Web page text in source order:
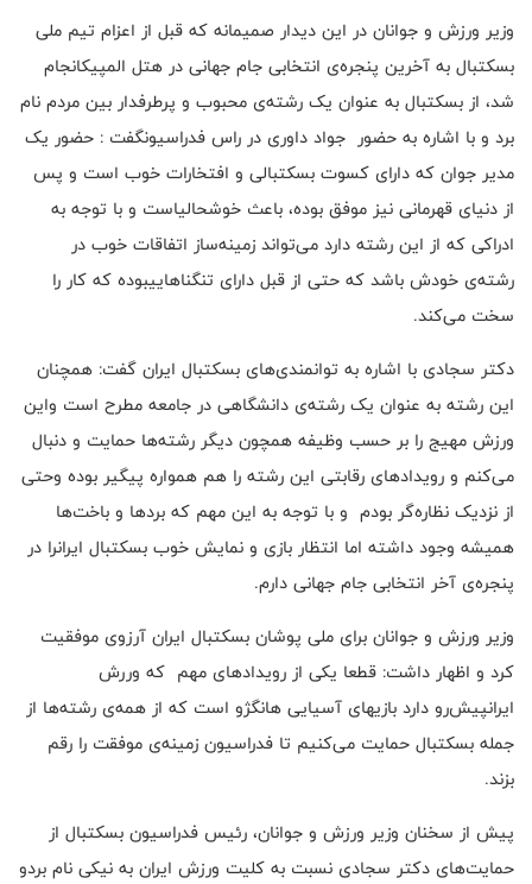
وزیر ورزش و جوانان در این دیدار صمیمانه که قبل از اعزام تیم ملی
بسکتبال به آخرین پنجره‌ی انتخابی جام جهانی در هتل المپیکانجام
شد، از بسکتبال به عنوان یک رشته‌ی محبوب و پرطرفدار بین مردم نام
برد و با اشاره به حضور جواد داوری در راس فدراسیونگفت : حضور یک
مدیر جوان که دارای کسوت بسکتبالی و افتخارات خوب است و پس
از دنیای قهرمانی نیز موفق بوده، باعث خوشحالیاست و با توجه به
ادراکی که از این رشته دارد می‌تواند زمینه‌ساز اتفاقات خوب در
رشته‌ی خودش باشد که حتی از قبل دارای تنگناهاییبوده که کار را
سخت می‌کند.
دکتر سجادی با اشاره به توانمندی‌های بسکتبال ایران گفت: همچنان
این رشته به عنوان یک رشته‌ی دانشگاهی در جامعه مطرح است واین
ورزش مهیج را بر حسب وظیفه همچون دیگر رشته‌ها حمایت و دنبال
می‌کنم و رویدادهای رقابتی این رشته را هم همواره پیگیر بوده وحتی
از نزدیک نظاره‌گر بودم و با توجه به این مهم که بردها و باخت‌ها
همیشه وجود داشته اما انتظار بازی و نمایش خوب بسکتبال ایرانرا در
پنجره‌ی آخر انتخابی جام جهانی دارم.
وزیر ورزش و جوانان برای ملی پوشان بسکتبال ایران آرزوی موفقیت
کرد و اظهار داشت: قطعا یکی از رویدادهای مهم که وررش
ایرانپیش‌رو دارد بازیهای آسیایی هانگژو است که از همه‌ی رشته‌ها از
جمله بسکتبال حمایت می‌کنیم تا فدراسیون زمینه‌ی موفقت را رقم
بزند.
پیش از سخنان وزیر ورزش و جوانان، رئیس فدراسیون بسکتبال از
حمایت‌های دکتر سجادی نسبت به کلیت ورزش ایران به نیکی نام بردو